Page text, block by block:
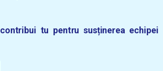
tu pentru susținerea echipei